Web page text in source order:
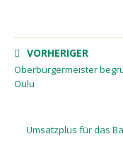
VORHERIGER
Oberbürgermeister
Oulu
Umsatzplus für das